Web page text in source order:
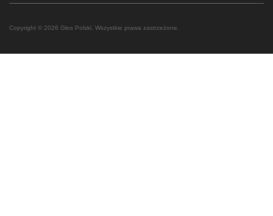
Copyright © 2026 Głos Polski. Wszystkie prawa zastrzeżone.